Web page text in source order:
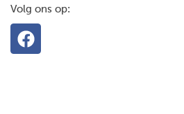
Volg ons op: